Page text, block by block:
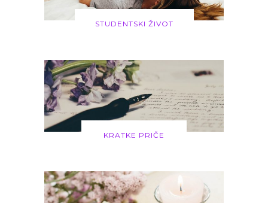
STUDENTSKI ŽIVOT
KRATKE PRIČE